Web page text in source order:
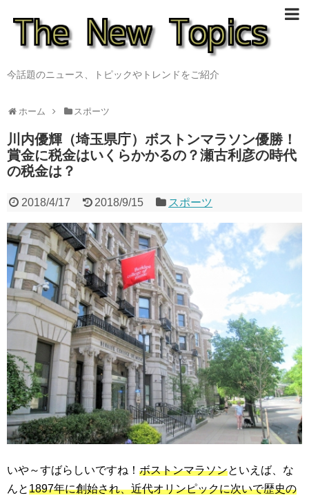
今話題のニュース、トピックやトレンドをご紹介
ホーム スポーツ
川内優輝（埼玉県庁）ボストンマラソン優勝！
賞金に税金はいくらかかるの？瀬古利彦の時代
の税金は？
2018/4/17 2018/9/15 スポーツ
いや～すばらしいですね！ ボストンマラソンといえば、な
んと1897年に創始され、近代オリンピックに次いで歴史の